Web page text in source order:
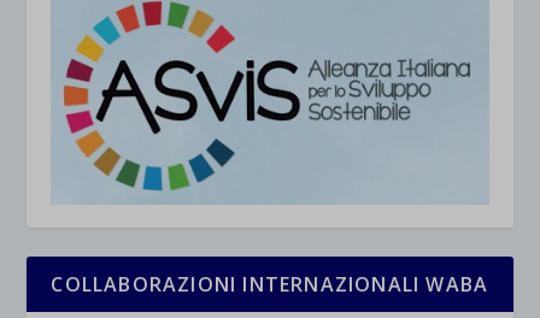
COLLABORAZIONI INTERNAZIONALI WABA